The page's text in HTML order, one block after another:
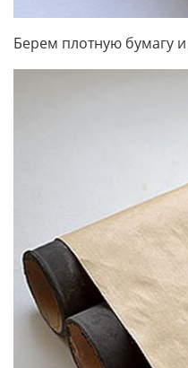
Берем плотную бумагу